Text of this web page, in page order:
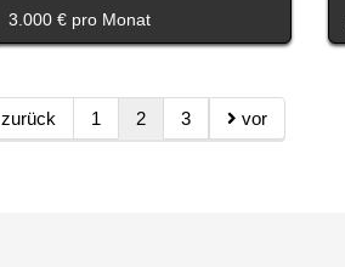
3.000 € pro Monat
zurück 1 2 3 vor